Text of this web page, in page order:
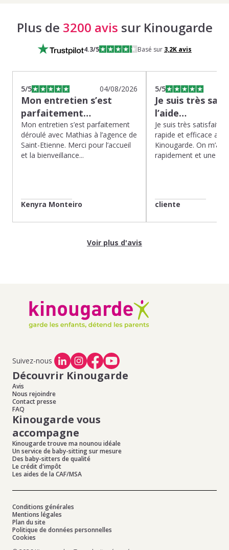
Plus de 3200 avis sur Kinougarde
4.3/5 Basé sur 3,2Kavis
5/5 04/08/2026
Mon entretien s’est
parfaitement…
Mon entretien s’est parfaitement
déroulé avec Mathias à l’agence de
Saint-Etienne. Merci pour l’accueil
et la bienveillance...
Kenyra Monteiro
5/5
Je suis très
l’aide…
Je suis très satisfaite
rapide et efficace
Kinougarde. On m’a
rapidement et une
cliente
Voir plus d'avis
Suivez-nous
Découvrir Kinougarde
Avis
Nous rejoindre
Contact presse
FAQ
Kinougarde vous
accompagne
Kinougarde trouve ma nounou idéale
Un service de baby-sitting sur mesure
Des baby-sitters de qualité
Le crédit d'impôt
Les aides de la CAF/MSA
Conditions générales
Mentions légales
Plan du site
Politique de données personnelles
Cookies